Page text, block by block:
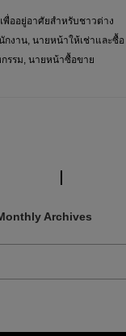
ออยู่อาศัยสำหรับชาวต่าง
งาน, นายหน้าให้เช่าและซื้อ
รรม, นายหน้าซื้อขาย
Archives